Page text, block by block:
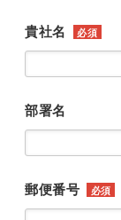
貴社名 必須
部署名
郵便番号 必須